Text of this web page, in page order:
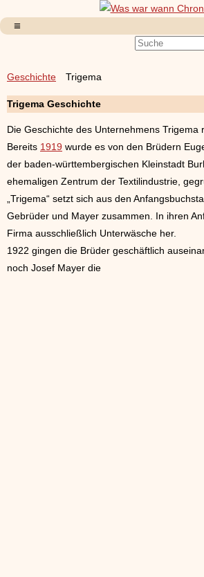
Geschichte Trigema
Trigema Geschichte
Die Geschichte des Unternehmens Trigema
Bereits 1919 wurde es von den Brüdern
der baden-württembergischen Kleinstadt
ehemaligen Zentrum der Textilindustrie,
„Trigema“ setzt sich aus den
Gebrüder und Mayer zusammen. In ihren
Firma ausschließlich Unterwäsche her.
1922 gingen die Brüder geschäftlich
noch Josef Mayer die